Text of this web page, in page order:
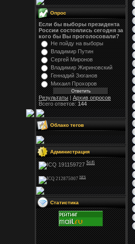
Опрос
Если бы выборы президента
России состоялись сегодня за
кого бы Вы проголосовали?
Не пойду на выборы
Владимир Путин
Сергей Миронов
Владимир Жириновский
Геннадий Зюганов
Михаил Прохоров
Результаты|Архив опросов
Всего ответов:144
Облако тегов
Администрация
Stifi
NFS
Статистика